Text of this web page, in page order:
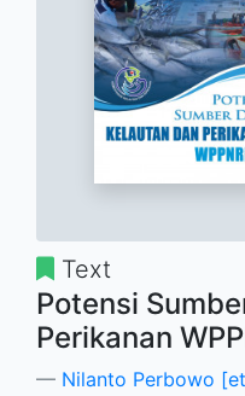
Text
Potensi
Perikanan
Nilanto Perbowo